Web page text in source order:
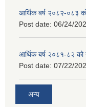
आर्थिक बर्ष २०८२-०८३
Post date: 06/24/
आर्थिक बर्ष २०८१-८२ को
Post date: 07/22/
अन्य